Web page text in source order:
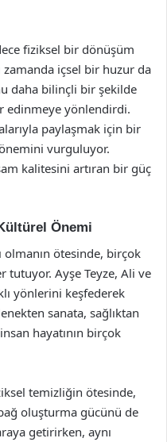
fiziksel bir dönüşüm
zamanda içsel bir huzur da
daha bilinçli bir şekilde
edinmeye yönlendirdi.
paylaşmak için bir
vurguluyor.
kalitesini artıran bir güç
Önemi
olmanın ötesinde, birçok
tutuyor. Ayşe Teyze, Ali ve
yönlerini keşfederek
sanata, sağlıktan
hayatının birçok
temizliğin ötesinde,
oluşturma gücünü de
getirirken, aynı